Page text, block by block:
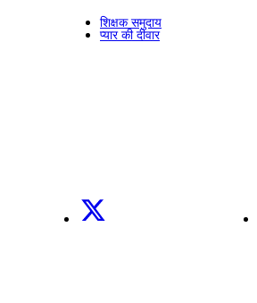
शिक्षक समुदाय
प्यार की दीवार
X